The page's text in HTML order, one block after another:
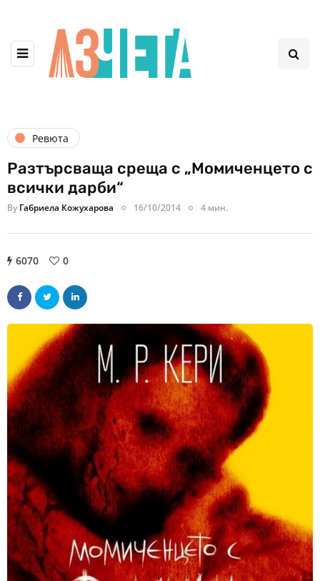
Ревюта
Разтърсваща среща с „Момиченцето с
всички дарби“
By Габриела Кожухарова 16/10/2014 4 мин.
6070 0